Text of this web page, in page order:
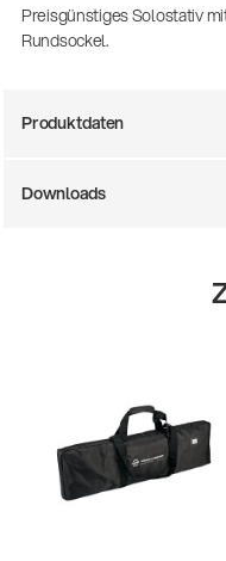
Mit dabei, wenn
Produkte
Preisgünstiges Solostativ
Rundsockel.
Produktdaten
Downloads